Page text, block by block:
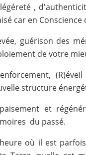
,
car en
guérison des
de votre
structure
et
du passé.
où il est